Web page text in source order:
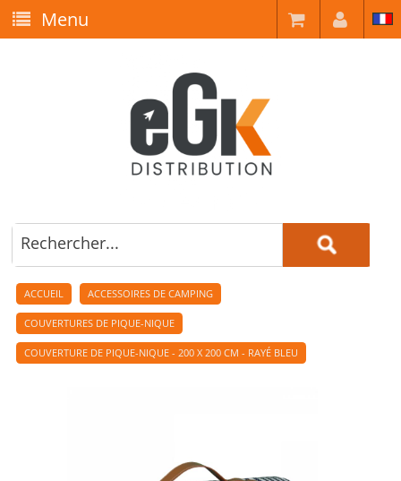
Menu
ACCUEIL ACCESSOIRES DE CAMPING
COUVERTURES DE PIQUE-NIQUE
COUVERTURE DE PIQUE-NIQUE - 200 X 200 CM - RAYÉ BLEU